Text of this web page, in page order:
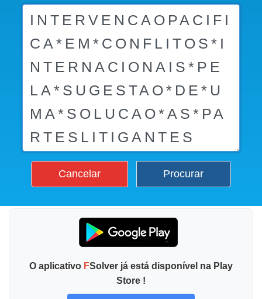
Cancelar Procurar
O aplicativo FSolver já está disponível na Play
Store !